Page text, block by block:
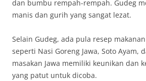
dan bumbu rempah-rempah. Gudeg
manis dan gurih yang sangat lezat.
Selain Gudeg, ada pula resep
seperti Nasi Goreng Jawa, Soto Ayam,
masakan Jawa memiliki keunikan dan
yang patut untuk dicoba.